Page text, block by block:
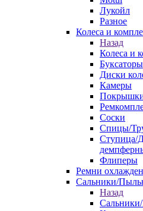
Лукойл
Разное
Колеса и
Назад
Колеса и
Буксаторы
Диски
Камеры
Соски
Спицы/
Ступица/
Флиперы
Ремни
Сальники/
Назад